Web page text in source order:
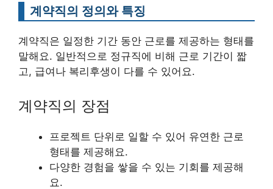
계약직의 정의와 특징
계약직은 일정한 기간 동안 근로를 제공하는 형태를
말해요. 일반적으로 정규직에 비해 근로 기간이 짧
고, 급여나 복리후생이 다를 수 있어요.
계약직의 장점
프로젝트 단위로 일할 수 있어 유연한 근로
형태를 제공해요.
다양한 경험을 쌓을 수 있는 기회를 제공해
요.